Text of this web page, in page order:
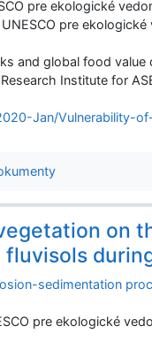
pre ekologické
pre
and global food value
Institute for
Jan/Vulnerability-
on
sedimentation
pre ekologické